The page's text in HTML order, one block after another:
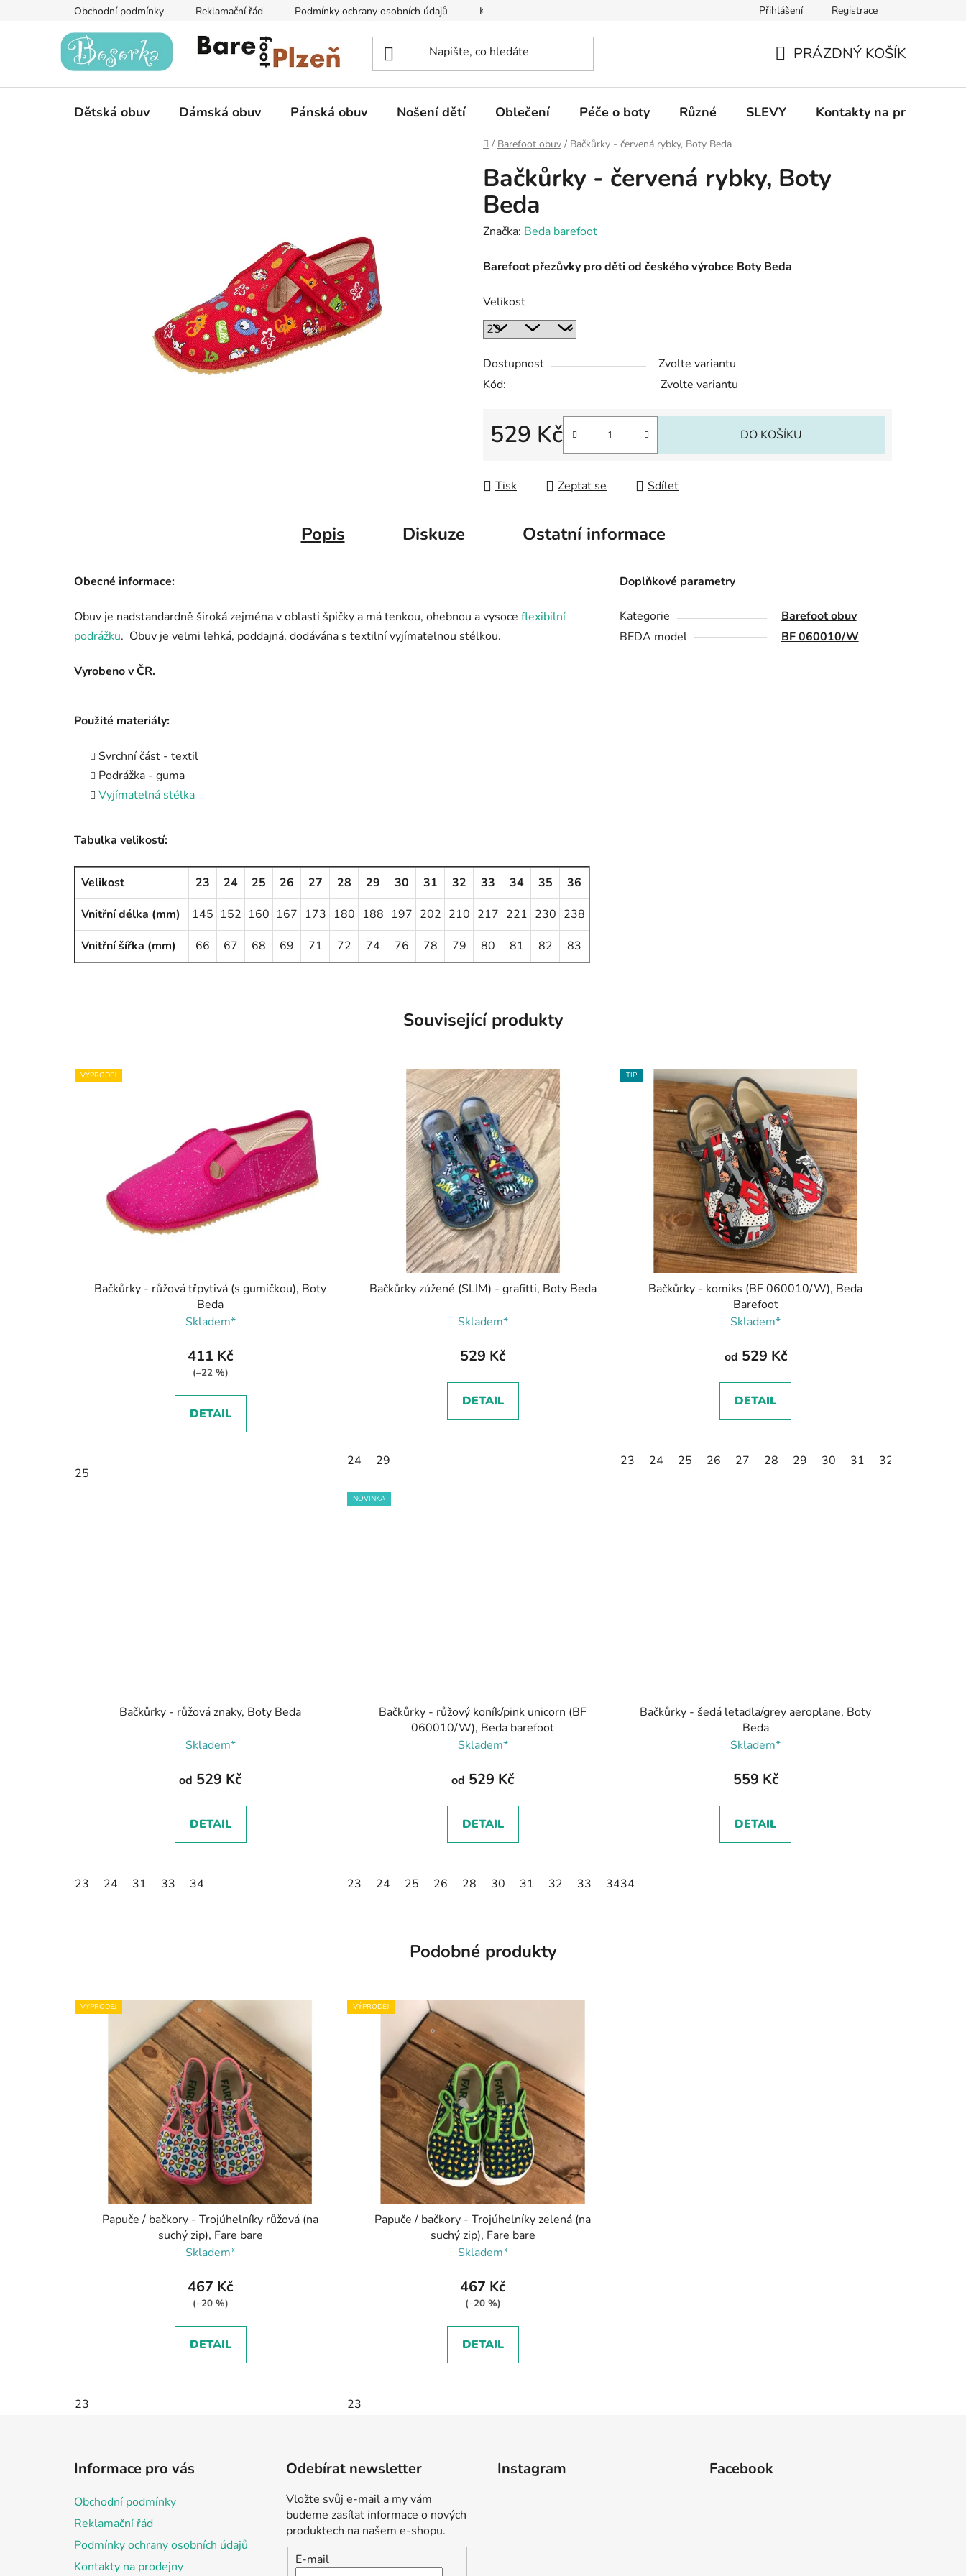
Obchodní podmínky Reklamační řád Podmínky ochrany osobních údajů Kontakty na prodejny Informace k on-line platbám Odstoupení od
Přihlášení Registrace
KOŠÍK
PRÁZDNÝ KOŠÍK
Dětská obuv Dámská obuv Pánská obuv Nošení dětí Oblečení Péče o boty Různé SLEVY Kontakty na prodejny
Domů
/ Barefoot obuv / Bačkůrky - červená rybky, Boty Beda
Bačkůrky - červená rybky, Boty
Beda
Značka: Beda barefoot
Barefoot přezůvky pro děti od českého výrobce Boty Beda
Velikost
Dostupnost
Zvolte variantu
Kód:
Zvolte variantu
529 Kč DO KOŠÍKU
Tisk Zeptat se Sdílet
Popis Diskuze Ostatní informace
Obecné informace:
Obuv je nadstandardně široká zejména v oblasti špičky a má tenkou, ohebnou a vysoce flexibilní
podrážku. Obuv je velmi lehká, poddajná, dodávána s textilní vyjímatelnou stélkou.
Vyrobeno v ČR.
Použité materiály:
Svrchní část - textil
Podrážka - guma
Vyjímatelná stélka
Tabulka velikostí:
Velikost 23 24 25 26 27 28 29 30 31 32 33 34 35
36
Vnitřní délka (mm)
145 152 160 167 173 180 188 197 202 210 217 221 230 238
Vnitřní šířka (mm)
66 67 68 69 71 72 74 76 78 79 80 81 82 83
Doplňkové parametry
Kategorie
Barefoot obuv
BEDA model
BF 060010/W
Související produkty
VÝPRODEJ
Bačkůrky - růžová třpytivá (s gumičkou), Boty
Beda
Skladem*
411 Kč
(–22 %)
DETAIL
25
Bačkůrky zúžené (SLIM) - grafitti, Boty Beda
Skladem*
529 Kč
DETAIL
24 29
TIP
Bačkůrky - komiks (BF 060010/W), Beda
Barefoot
Skladem*
od 529 Kč
DETAIL
23 24 25 26 27 28 29 30 31 32
Bačkůrky - růžová znaky, Boty Beda
Skladem*
od 529 Kč
DETAIL
23 24 31 33 34
NOVINKA
Bačkůrky - růžový koník/pink unicorn (BF
060010/W), Beda barefoot
Skladem*
od 529 Kč
DETAIL
23 24 25 26 28 30 31 32 33 34
Bačkůrky - šedá letadla/grey aeroplane, Boty
Beda
Skladem*
559 Kč
DETAIL
34
Podobné produkty
VÝPRODEJ
Papuče / bačkory - Trojúhelníky růžová (na
suchý zip), Fare bare
Skladem*
467 Kč
(–20 %)
DETAIL
23
VÝPRODEJ
Papuče / bačkory - Trojúhelníky zelená (na
suchý zip), Fare bare
Skladem*
467 Kč
(–20 %)
DETAIL
23
Informace pro vás
Obchodní podmínky
Reklamační řád
Podmínky ochrany osobních údajů
Kontakty na prodejny
Odebírat newsletter
Vložte svůj e-mail a my vám
budeme zasílat informace o nových
produktech na našem e-shopu.
E-mail
Instagram Facebook